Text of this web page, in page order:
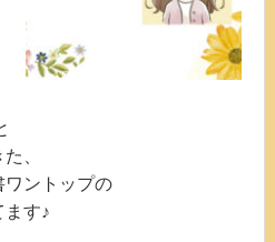
、
ワントップの
ます♪